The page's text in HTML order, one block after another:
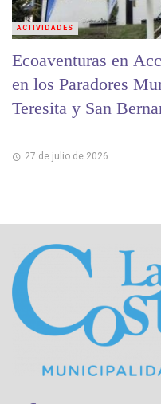
Ecoaventuras en
en los Paradores
Teresita y San
27 de julio de 2026
ACTIVIDADES